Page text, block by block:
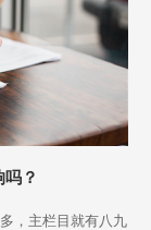
？
，主栏目就有八九